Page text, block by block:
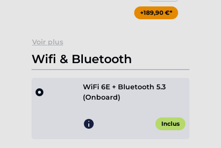
+189,90 €*
Voir plus
Wifi & Bluetooth
WiFi 6E + Bluetooth 5.3
(Onboard)
Inclus